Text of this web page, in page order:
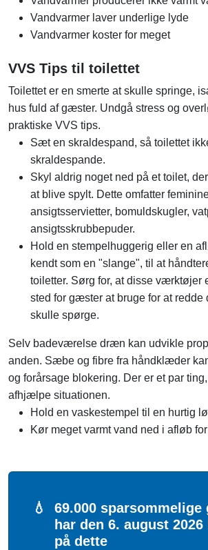
Vandvarmer laver underlige lyde
Vandvarmer koster for meget
VVS Tips til toilettet
Toilettet er en smerte at skulle springe,
hus fuld af gæster. Undgå stress og
praktiske VVS tips.
Sæt en skraldespand, så toilettet
skraldespande.
Skyl aldrig noget ned på et toilet,
at blive spylt. Dette omfatter
ansigtsservietter, bomuldskugler,
ansigtsskrubbepuder.
Hold en stempelhuggerig eller en
kendt som en "slange", til at
toiletter. Sørg for, at disse værktøjer
sted for gæster at bruge for at redde
skulle spørge.
Selv badeværelse dræn kan udvikle
anden. Sæbe og fibre fra håndklæder
og forårsage blokering. Der er et par
afhjælpe situationen.
Hold en vaskestempel til en hurtig
Kør meget varmt vand ned i afløb
💧 69.000
har den 6. august
på dette